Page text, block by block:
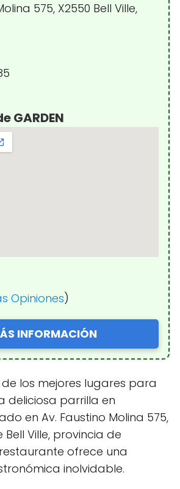
575, X2550 Bell Ville,
GARDEN
Opiniones)
INFORMACIÓN
de los mejores lugares para
deliciosa parrilla en
en Av. Faustino Molina 575,
Ville, provincia de
ofrece una
inolvidable.